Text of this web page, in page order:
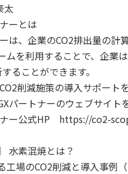
ーとは
は、企業のCO2排出量の計
ムを利用することで、企業
ることができます。
削減施策の導入サポート
パートナーのウェブサイト
ー公式HP https://co2-
水素混焼とは？
工場のCO2削減と導入事例